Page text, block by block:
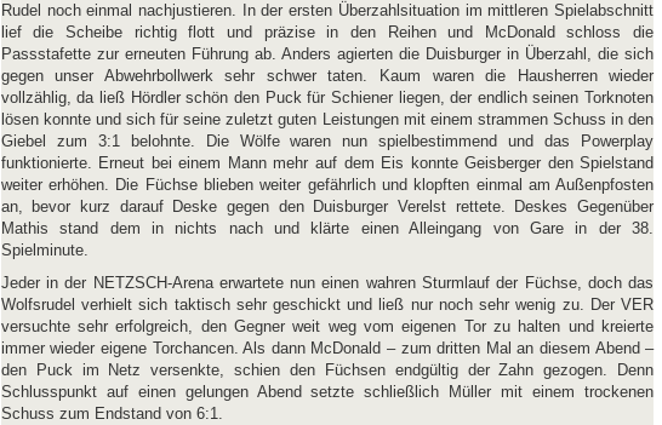
Rudel noch einmal nachjustieren. In der ersten Überzahlsituation im mittleren Spielabschnitt
lief die Scheibe richtig flott und präzise in den Reihen und McDonald schloss die
Passstafette zur erneuten Führung ab. Anders agierten die Duisburger in Überzahl, die sich
gegen unser Abwehrbollwerk sehr schwer taten. Kaum waren die Hausherren wieder
vollzählig, da ließ Hördler schön den Puck für Schiener liegen, der endlich seinen Torknoten
lösen konnte und sich für seine zuletzt guten Leistungen mit einem strammen Schuss in den
Giebel zum 3:1 belohnte. Die Wölfe waren nun spielbestimmend und das Powerplay
funktionierte. Erneut bei einem Mann mehr auf dem Eis konnte Geisberger den Spielstand
weiter erhöhen. Die Füchse blieben weiter gefährlich und klopften einmal am Außenpfosten
an, bevor kurz darauf Deske gegen den Duisburger Verelst rettete. Deskes Gegenüber
Mathis stand dem in nichts nach und klärte einen Alleingang von Gare in der 38.
Spielminute.
Jeder in der NETZSCH-Arena erwartete nun einen wahren Sturmlauf der Füchse, doch das
Wolfsrudel verhielt sich taktisch sehr geschickt und ließ nur noch sehr wenig zu. Der VER
versuchte sehr erfolgreich, den Gegner weit weg vom eigenen Tor zu halten und kreierte
immer wieder eigene Torchancen. Als dann McDonald – zum dritten Mal an diesem Abend –
den Puck im Netz versenkte, schien den Füchsen endgültig der Zahn gezogen. Denn
Schlusspunkt auf einen gelungen Abend setzte schließlich Müller mit einem trockenen
Schuss zum Endstand von 6:1.